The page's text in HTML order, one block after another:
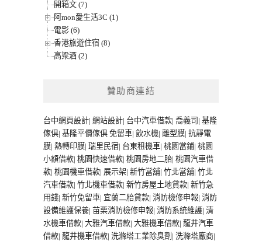
開箱文 (7)
阿mon愛生活3C (1)
電影 (6)
香港旅遊住宿 (8)
高粱酒 (2)
贊助商連結
台中網頁設計| 網站設計| 台中汽車借款| 喬義司 | 基隆
傢俱| 基隆平價傢俱 免留車| 飲水機| 離型膜| 抗靜電
膜| 熱轉印膜| 瑞里民宿| 台東租機車| 桃園當鋪| 桃園
小額借款| 桃園快速借款| 桃園房地二胎| 桃園汽車借
款| 桃園機車借款| 展示架| 新竹當舖| 竹北當舖| 竹北
汽車借款| 竹北機車借款| 新竹房屋土地貸款| 新竹急
用錢| 新竹免留車| 宜蘭二胎貸款| 消防檢修申報| 消防
設備維護保養| 苗栗消防檢修申報| 消防系統維護| 清
水機車借款| 大雅汽車借款| 大雅機車借款| 龍井汽車
借款| 龍井機車借款| 洗滌塔工業除臭劑 | 洗滌塔廠商|